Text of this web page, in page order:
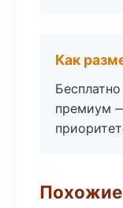
Как
премиум
Похожие